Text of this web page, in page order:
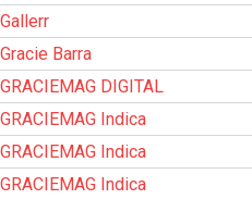
Gallerr
Gracie Barra
GRACIEMAG DIGITAL
GRACIEMAG Indica
GRACIEMAG Indica
GRACIEMAG Indica